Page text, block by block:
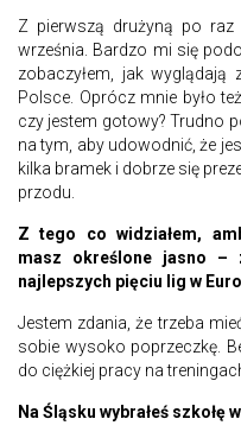
Z pierwszą drużyną po raz
września. Bardzo mi się
zobaczyłem, jak
Polsce. Oprócz mnie było
czy jestem gotowy? Trudno
na tym, aby udowodnić, że
kilka bramek i dobrze się
przodu.
Z tego co widziałem,
masz określone jasno –
najlepszych pięciu lig w
Jestem zdania, że trzeba
sobie wysoko poprzeczkę.
do ciężkiej pracy na
Na Śląsku wybrałeś szkołę